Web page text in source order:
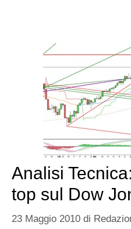
Analisi
top sul Dow
23 Maggio 2010 di